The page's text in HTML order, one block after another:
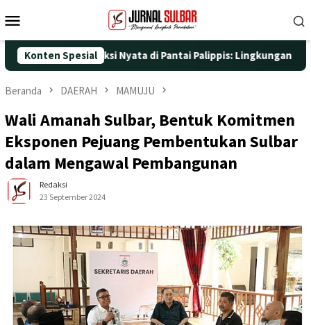
ke
Mobile
Konten Spesial
dengan Aksi Nyata di Pantai Palippis: Lingkungan dan
Beranda DAERAH MAMUJU
Wali Amanah Sulbar, Bentuk Komitmen
Eksponen Pejuang Pembentukan Sulbar
dalam Mengawal Pembangunan
Redaksi
23 September 2024